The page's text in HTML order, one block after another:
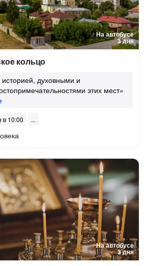
На автобусе
3 дня
кольцо
духовными и
этих мест»
в 10:00
На автобусе
3 дня